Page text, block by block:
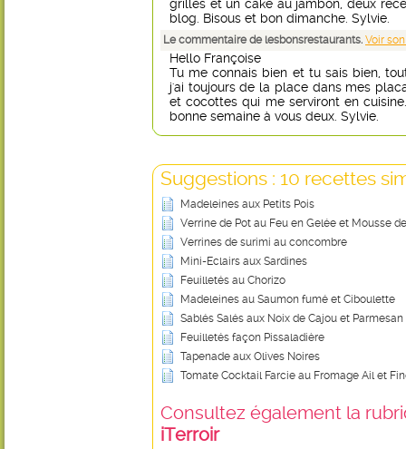
grillés et un cake au jambon, deux
blog. Bisous et bon dimanche. Sylvie.
Le commentaire de lesbonsrestaurants. Voir
Hello Françoise
Tu me connais bien et tu sais bien,
j'ai toujours de la place dans mes
et cocottes qui me serviront en
bonne semaine à vous deux. Sylvie.
Suggestions : 10 recettes
Madeleines aux Petits Pois
Verrine de Pot au Feu en Gelée et Mousse
Verrines de surimi au concombre
Mini-Eclairs aux Sardines
Feuilletés au Chorizo
Madeleines au Saumon fumé et Ciboulette
Sablés Salés aux Noix de Cajou et Parmesan
Feuilletés façon Pissaladière
Tapenade aux Olives Noires
Tomate Cocktail Farcie au Fromage Ail et
Consultez également la
iTerroir